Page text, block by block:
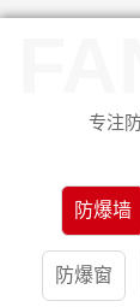
专注
防爆墙
防爆窗